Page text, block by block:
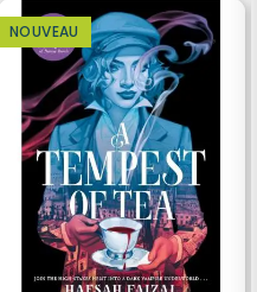
NOUVEAU